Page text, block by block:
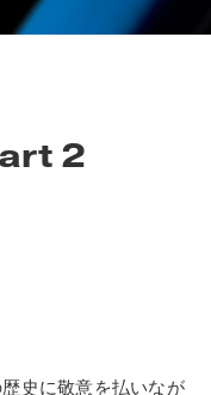
2
史に敬意を払いなが